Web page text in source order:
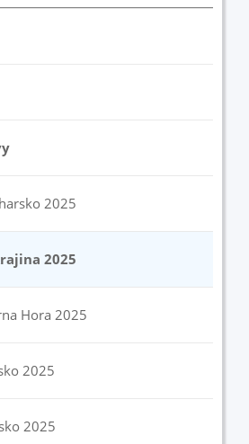
2025
2025
Hora 2025
2025
2025